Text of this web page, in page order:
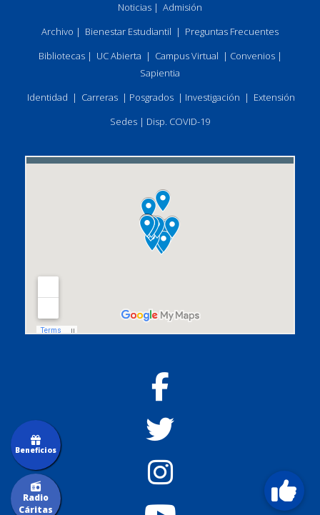
Noticias | Admisión
Archivo | Bienestar Estudiantil | Preguntas Frecuentes
Bibliotecas| UC Abierta | Campus Virtual | Convenios|
Sapientia
Identidad | Carreras | Posgrados | Investigación | Extensión
Sedes | Disp. COVID-19
Radio
Cáritas
Beneficios